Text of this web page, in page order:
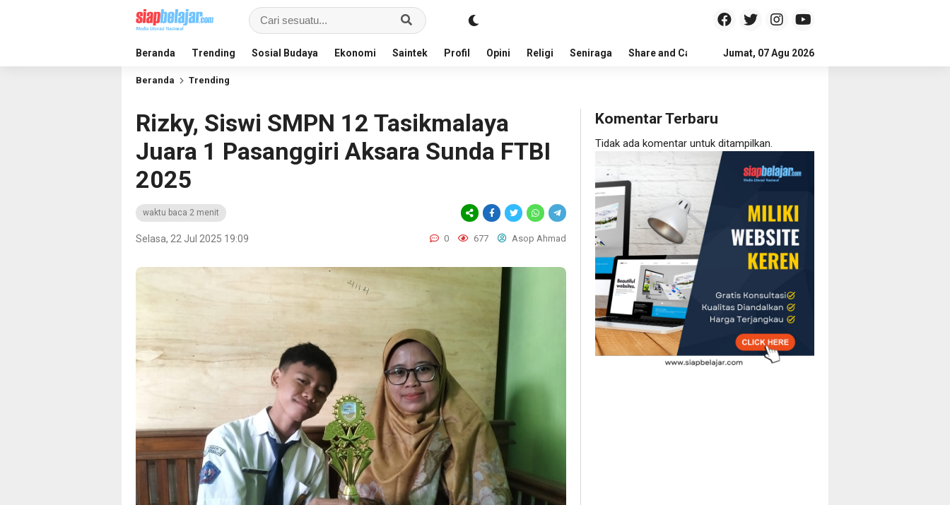
Beranda Trending Sosial Budaya Ekonomi Saintek Profil Opini Religi Seniraga Share and Care Jumat, 07 Agu 2026
Beranda Trending
Rizky, Siswi SMPN 12 Tasikmalaya
Juara 1 Pasanggiri Aksara Sunda FTBI
2025
waktu baca 2 menit
Selasa, 22 Jul 2025 19:09 0 677 Asop Ahmad
Komentar Terbaru
Tidak ada komentar untuk ditampilkan.